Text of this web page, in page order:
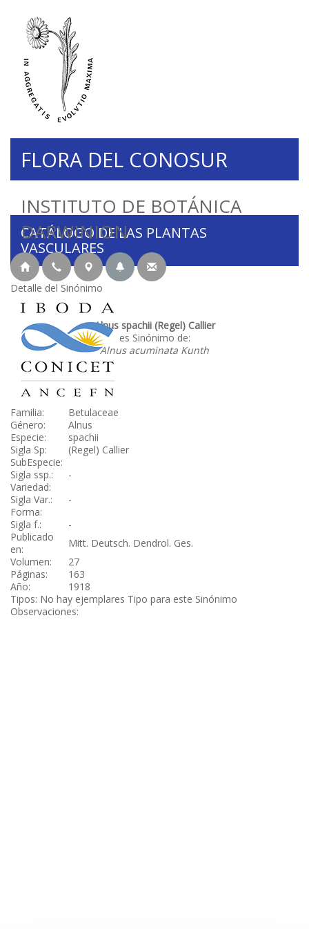
INSTITUTO DE BOTÁNICA
DARWINION
FLORA DEL CONOSUR
CATÁLOGO DE LAS PLANTAS
VASCULARES
Detalle del Sinónimo
Alnus spachii (Regel) Callier
es Sinónimo de:
Alnus acuminata Kunth
Familia:
Betulaceae
Género:
Alnus
Especie:
spachii
Sigla Sp:
(Regel) Callier
SubEspecie:
Sigla ssp.:
-
Variedad:
Sigla Var.:
-
Forma:
Sigla f.:
-
Publicado
en:
Mitt. Deutsch. Dendrol. Ges.
Volumen:
27
Páginas:
163
Año:
1918
Tipos: No hay ejemplares Tipo para este Sinónimo
Observaciones: